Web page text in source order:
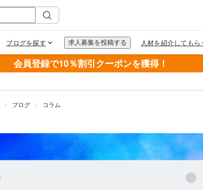
会員登録で10％割引クーポンを獲得！
ブログ コラム